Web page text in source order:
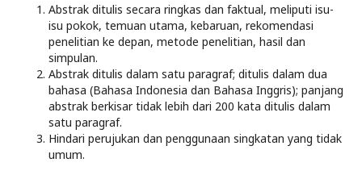
Abstrak ditulis secara ringkas dan faktual, meliputi isu-
isu pokok, temuan utama, kebaruan, rekomendasi
penelitian ke depan, metode penelitian, hasil dan
simpulan.
Abstrak ditulis dalam satu paragraf; ditulis dalam dua
bahasa (Bahasa Indonesia dan Bahasa Inggris); panjang
abstrak berkisar tidak lebih dari 200 kata ditulis dalam
satu paragraf.
Hindari perujukan dan penggunaan singkatan yang tidak
umum.